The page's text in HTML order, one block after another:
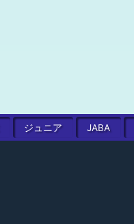
ジュニア JABA